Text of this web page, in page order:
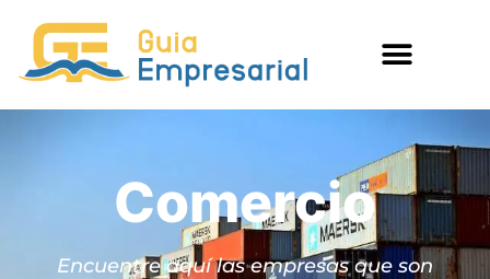
Comercio
Encuentre aquí las empresas que son